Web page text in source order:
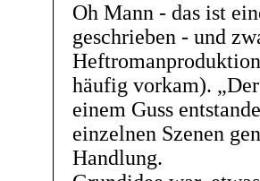
Oh Mann - das ist
geschrieben - und
häufig vorkam).
einem Guss
einzelnen Szenen
Handlung.